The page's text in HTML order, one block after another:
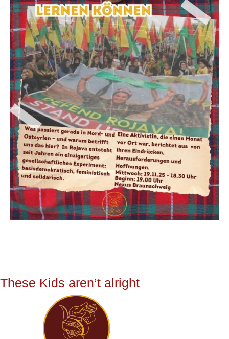
These Kids aren’t alright